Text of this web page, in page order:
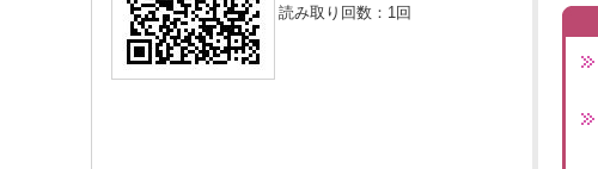
読み取り回数： 1回